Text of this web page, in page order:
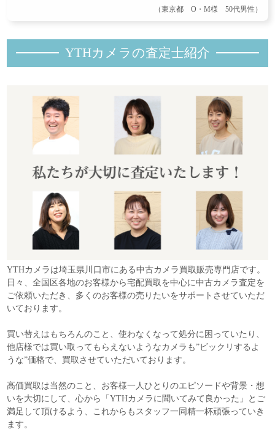
（東京都 O・M様 50代男性）
YTHカメラの査定士紹介
YTHカメラは埼玉県川口市にある中古カメラ買取販売専門店です。
日々、全国区各地のお客様から宅配買取を中心に中古カメラ査定を
ご依頼いただき、多くのお客様の売りたいをサポートさせていただ
いております。
買い替えはもちろんのこと、使わなくなって処分に困っていたり、
他店様では買い取ってもらえないようなカメラも”ビックリするよ
うな”価格で、買取させていただいております。
高価買取は当然のこと、お客様一人ひとりのエピソードや背景・想
いを大切にして、心から「YTHカメラに聞いてみて良かった」とご
満足して頂けるよう、これからもスタッフ一同精一杯頑張っていき
ます。